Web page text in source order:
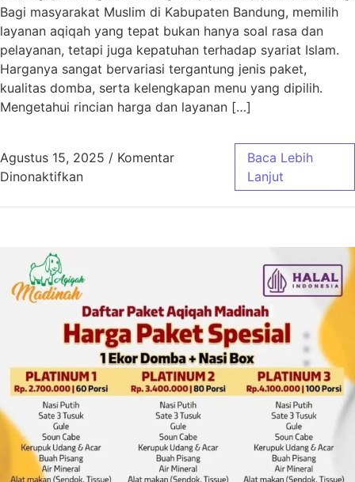
Bagi masyarakat Muslim di Kabupaten Bandung, memilih
layanan aqiqah yang tepat bukan hanya soal rasa dan
pelayanan, tetapi juga kepatuhan terhadap syariat Islam.
Harganya sangat bervariasi tergantung jenis paket,
kualitas domba, serta kelengkapan menu yang dipilih.
Mengetahui rincian harga dan layanan […]
Agustus 15, 2025 / Komentar
Dinonaktifkanpada Harga Aqiqah Kabupaten Bandung
Baca Lebih
Lanjut